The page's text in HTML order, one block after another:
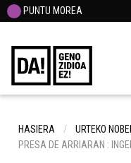
PUNTU MOREA
HASIERA
URTEKO
PRESA DE ARRIARAN :